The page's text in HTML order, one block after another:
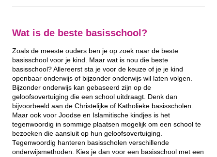
Wat is de beste basisschool?
Zoals de meeste ouders ben je op zoek naar de beste
basisschool voor je kind. Maar wat is nou die beste
basisschool? Allereerst sta je voor de keuze of je je kind
openbaar onderwijs of bijzonder onderwijs wil laten volgen.
Bijzonder onderwijs kan gebaseerd zijn op de
geloofsovertuiging die een school uitdraagt. Denk dan
bijvoorbeeld aan de Christelijke of Katholieke basisscholen.
Maar ook voor Joodse en Islamitische kindjes is het
tegenwoordig in sommige plaatsen mogelijk om een school te
bezoeken die aansluit op hun geloofsovertuiging.
Tegenwoordig hanteren basisscholen verschillende
onderwijsmethoden. Kies je dan voor een basisschool met een